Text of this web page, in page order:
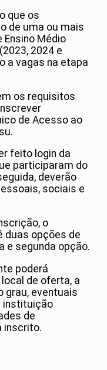
que os
de uma ou mais
Ensino Médio
2024 e
a vagas na etapa
os requisitos
de Acesso ao
feito login da
participaram do
deverão
sociais e
o
duas opções de
e segunda opção.
poderá
de oferta, a
grau, eventuais
instituição
de
inscrito.